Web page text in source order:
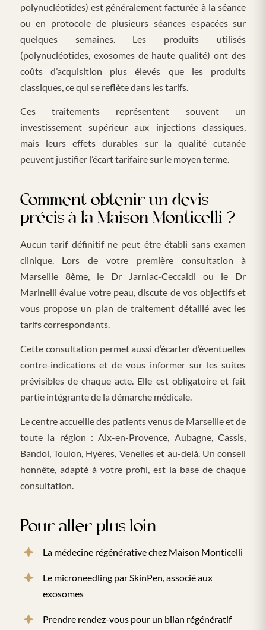
polynucléotides) est généralement facturée à la séance
ou en protocole de plusieurs séances espacées sur
quelques semaines. Les produits utilisés
(polynucléotides, exosomes de haute qualité) ont des
coûts d’acquisition plus élevés que les produits
classiques, ce qui se reflète dans les tarifs.
Ces traitements représentent souvent un
investissement supérieur aux injections classiques,
mais leurs effets durables sur la qualité cutanée
peuvent justifier l’écart tarifaire sur le moyen terme.
Comment obtenir un devis
précis à la Maison Monticelli ?
Aucun tarif définitif ne peut être établi sans examen
clinique. Lors de votre première consultation à
Marseille 8ème, le Dr Jarniac-Ceccaldi ou le Dr
Marinelli évalue votre peau, discute de vos objectifs et
vous propose un plan de traitement détaillé avec les
tarifs correspondants.
Cette consultation permet aussi d’écarter d’éventuelles
contre-indications et de vous informer sur les suites
prévisibles de chaque acte. Elle est obligatoire et fait
partie intégrante de la démarche médicale.
Le centre accueille des patients venus de Marseille et de
toute la région : Aix-en-Provence, Aubagne, Cassis,
Bandol, Toulon, Hyères, Venelles et au-delà. Un conseil
honnête, adapté à votre profil, est la base de chaque
consultation.
Pour aller plus loin
La médecine régénérative chez Maison Monticelli
Le microneedling par SkinPen, associé aux
exosomes
Prendre rendez-vous pour un bilan régénératif